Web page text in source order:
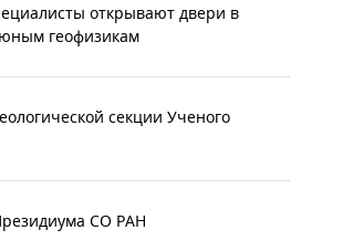
открывают двери в
геофизикам
секции Ученого
СО РАН